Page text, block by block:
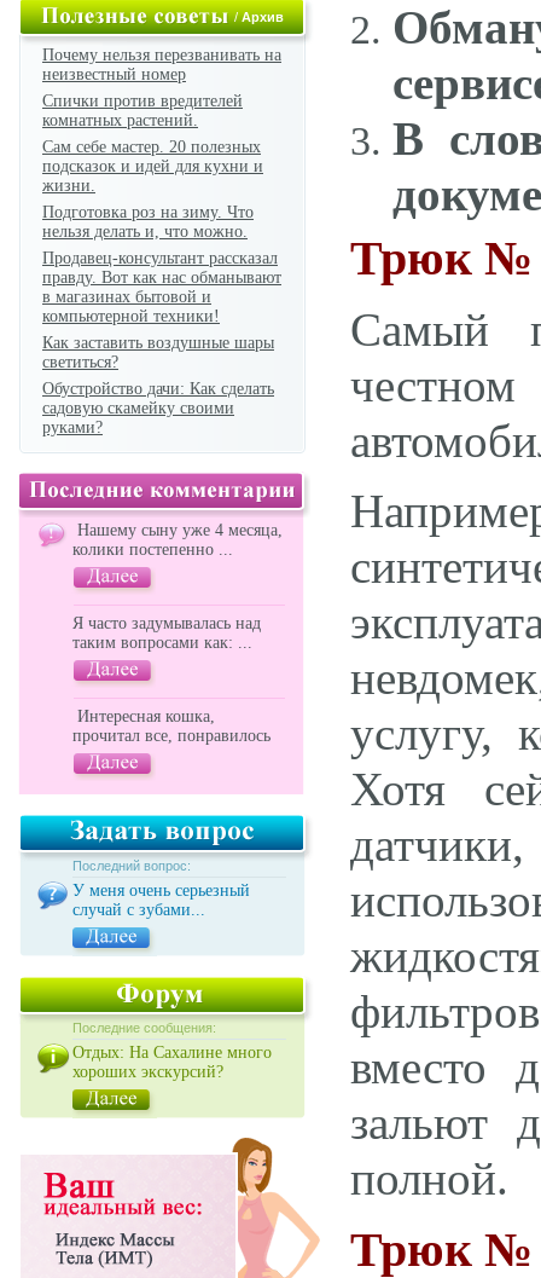
/Архив
Почему нельзя перезванивать на
неизвестный номер
Спички против вредителей
комнатных растений.
Сам себе мастер. 20 полезных
подсказок и идей для кухни и
жизни.
Подготовка роз на зиму. Что
нельзя делать и, что можно.
Продавец-консультант рассказал
правду. Вот как нас обманывают
в магазинах бытовой и
компьютерной техники!
Как заставить воздушные шары
светиться?
Обустройство дачи: Как сделать
садовую скамейку своими
руками?
Нашему сыну уже 4 месяца,
колики постепенно ...
Я часто задумывалась над
таким вопросами как: ...
Интересная кошка,
прочитал все, понравилось
Последний вопрос:
У меня очень серьезный
случай с зубами...
Последние сообщения:
Отдых: На Сахалине много
хороших экскурсий?
В
Трюк №
Самый
услугу,
Хотя
вместо
зальют
полной.
Трюк №